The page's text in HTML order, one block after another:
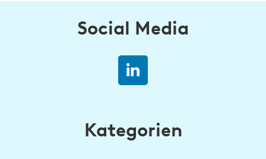
Social Media
Kategorien